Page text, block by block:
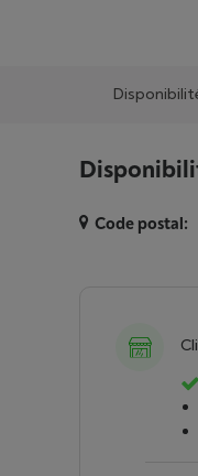
Code postal: